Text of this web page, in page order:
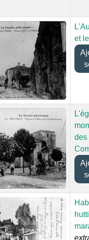
et
des